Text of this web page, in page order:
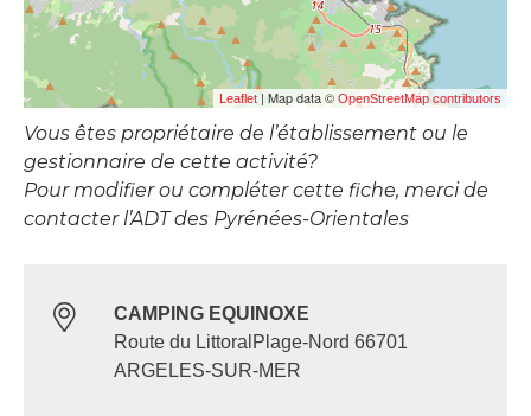
Leaflet| Map data © OpenStreetMap contributors
Vous êtes propriétaire de l’établissement ou le
gestionnaire de cette activité?
Pour modifier ou compléter cette fiche, merci de
contacter l’ADT des Pyrénées-Orientales
CAMPING EQUINOXE
Route du LittoralPlage-Nord 66701
ARGELES-SUR-MER